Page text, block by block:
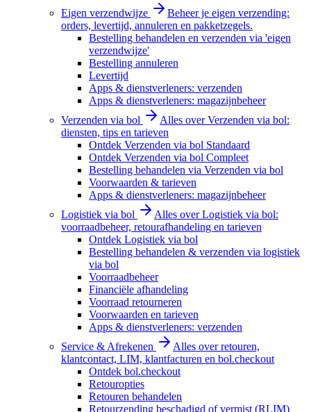
Eigen verzendwijze
Beheer je eigen verzending:
orders, levertijd, annuleren en pakketzegels.
Bestelling behandelen en verzenden via 'eigen
verzendwijze'
Bestelling annuleren
Levertijd
Apps & dienstverleners: verzenden
Apps & dienstverleners: magazijnbeheer
Verzenden via bol
Alles over Verzenden via bol:
diensten, tips en tarieven
Ontdek Verzenden via bol Standaard
Ontdek Verzenden via bol Compleet
Bestelling behandelen via Verzenden via bol
Voorwaarden & tarieven
Apps & dienstverleners: magazijnbeheer
Logistiek via bol
Alles over Logistiek via bol:
voorraadbeheer, retourafhandeling en tarieven
Ontdek Logistiek via bol
Bestelling behandelen & verzenden via logistiek
via bol
Voorraadbeheer
Financiële afhandeling
Voorraad retourneren
Voorwaarden en tarieven
Apps & dienstverleners: verzenden
Service & Afrekenen
Alles over retouren,
klantcontact, LIM, klantfacturen en bol.checkout
Ontdek bol.checkout
Retouropties
Retouren behandelen
Retourzending beschadigd of vermist (RLIM)